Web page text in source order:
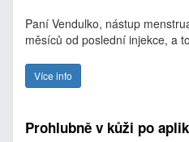
Paní Vendulko, nástup
měsíců od poslední injekce, a
Více info
Prohlubně v kůži po